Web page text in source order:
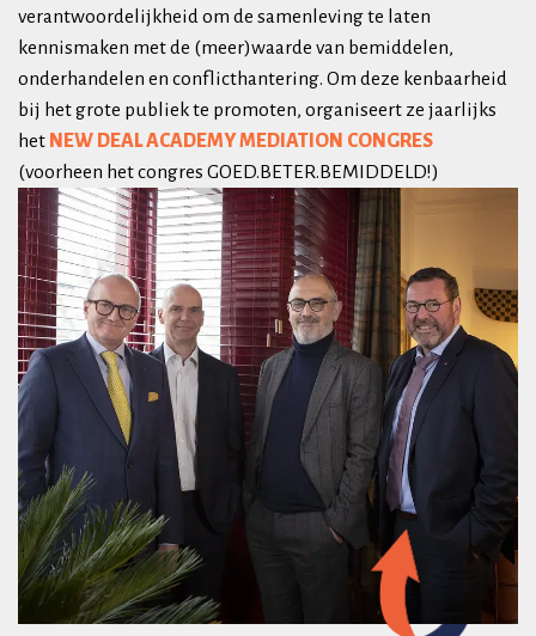
verantwoordelijkheid om de samenleving te laten
kennismaken met de (meer)waarde van bemiddelen,
onderhandelen en conflicthantering. Om deze kenbaarheid
bij het grote publiek te promoten, organiseert ze jaarlijks
het NEW DEAL ACADEMY MEDIATION CONGRES
(voorheen het congres GOED.BETER.BEMIDDELD!)